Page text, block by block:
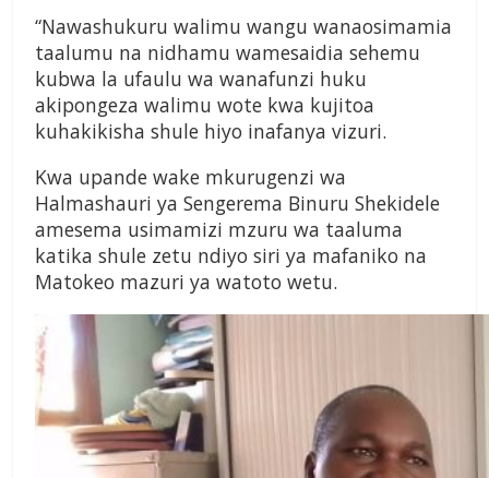
“Nawashukuru walimu wangu wanaosimamia
taalumu na nidhamu wamesaidia sehemu
kubwa la ufaulu wa wanafunzi huku
akipongeza walimu wote kwa kujitoa
kuhakikisha shule hiyo inafanya vizuri.
Kwa upande wake mkurugenzi wa
Halmashauri ya Sengerema Binuru Shekidele
amesema usimamizi mzuru wa taaluma
katika shule zetu ndiyo siri ya mafaniko na
Matokeo mazuri ya watoto wetu.